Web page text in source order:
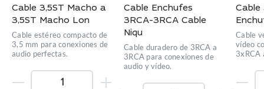
Cable 3,5ST Macho a
3,5ST Macho Lon
Cable estéreo compacto de
3,5 mm para conexiones de
audio perfectas.
Cable Enchufes
3RCA-3RCA Cable
Niqu
Cable duradero de 3RCA a
3RCA para conexiones de
audio y vídeo.
Cable
Cable
vídeo
3xRCA